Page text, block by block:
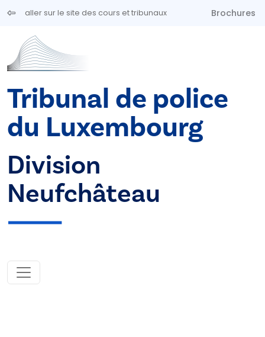
Aller au contenu principal
aller sur le site des cours et tribunaux Brochures
Tribunal de police
du Luxembourg
Division
Neufchâteau